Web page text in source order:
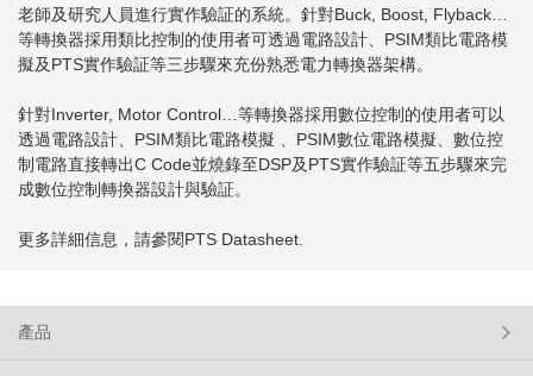
老師及研究人員進行實作驗証的系統。針對Buck, Boost, Flyback…
等轉換器採用類比控制的使用者可透過電路設計、PSIM類比電路模
擬及PTS實作驗証等三步驟來充份熟悉電力轉換器架構。
針對Inverter, Motor Control…等轉換器採用數位控制的使用者可以
透過電路設計、PSIM類比電路模擬 、PSIM數位電路模擬、數位控
制電路直接轉出C Code並燒錄至DSP及PTS實作驗証等五步驟來完
成數位控制轉換器設計與驗証。
更多詳細信息，請參閱PTS Datasheet.
產品